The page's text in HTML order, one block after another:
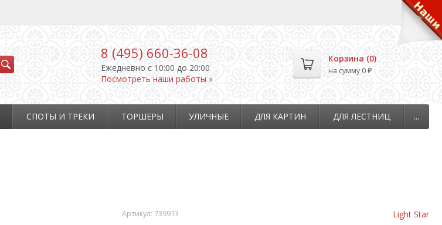
8 (495) 660-36-08
Ежедневно c 10:00 до 20:00
Посмотреть наши работы »
Корзина (0)
на сумму 0 ₽
СПОТЫ И ТРЕКИ ТОРШЕРЫ УЛИЧНЫЕ ДЛЯ КАРТИН ДЛЯ ЛЕСТНИЦ ...
Light Star
Артикул: 739913